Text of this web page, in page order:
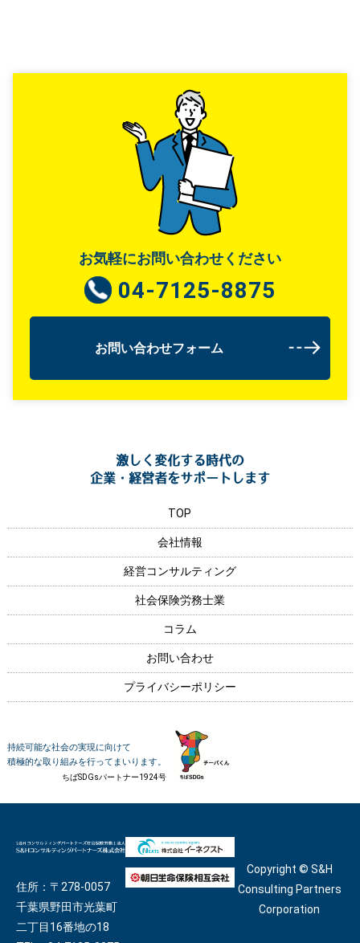
お気軽にお問い合わせください
04-7125-8875
お問い合わせフォーム
激しく変化する時代の
企業・経営者をサポートします
TOP
会社情報
経営コンサルティング
社会保険労務士業
コラム
お問い合わせ
プライバシーポリシー
持続可能な社会の実現に向けて
積極的な取り組みを行ってまいります。
ちばSDGsパートナー1924号
住所：〒278-0057
千葉県野田市光葉町
二丁目16番地の18
Copyright © S&H
Consulting Partners
Corporation